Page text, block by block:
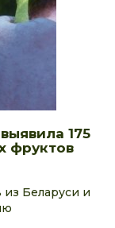
175
фруктов
Беларуси и